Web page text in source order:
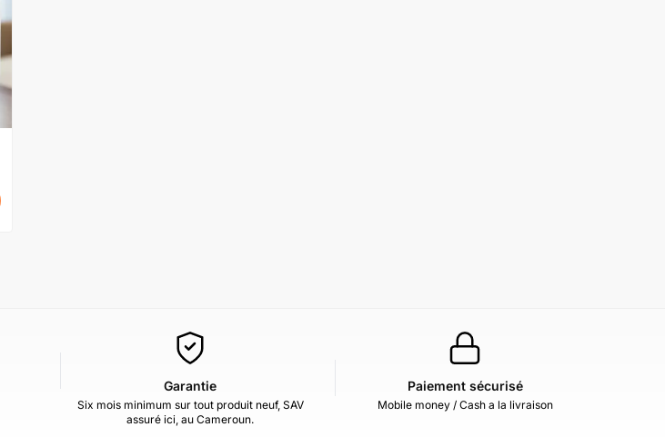
Garantie
Six mois minimum sur tout produit neuf, SAV
assuré ici, au Cameroun.
Paiement sécurisé
Mobile money / Cash a la livraison